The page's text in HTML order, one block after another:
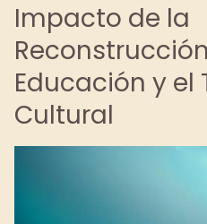
Impacto de la
Educación y el
Cultural